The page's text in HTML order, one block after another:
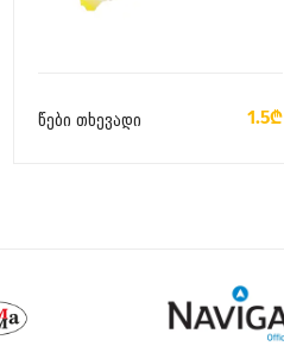
წები თხევადი 1.5₾